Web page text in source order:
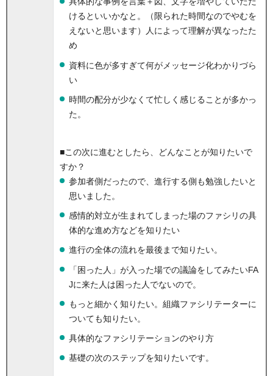
けるといいかなと。（限られた時間なのでやむを
えないと思います）人によって理解が異なったた
め
資料に色が多すぎて何がメッセージ化わかりづら
い
時間の配分が少なくて忙しく感じることが多かっ
た。
■この次に進むとしたら、どんなことが知りたいで
すか？
参加者側だったので、進行する側も勉強したいと
思いました。
感情的対立が生まれてしまった場のファシリの具
体的な進め方などを知りたい
進行の全体の流れを最後まで知りたい。
「困った人」が入った場での議論をしてみたいFA
Jに来た人は困った人でないので。
もっと細かく知りたい。組織ファシリテーターに
ついても知りたい。
具体的なファシリテーションのやり方
基礎の次のステップを知りたいです。